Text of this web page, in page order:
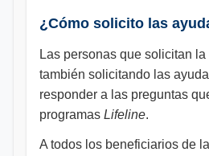
¿Cómo solicito las
Las personas que solicitan
también solicitando las
responder a las preguntas
programas Lifeline.
A todos los beneficiarios de